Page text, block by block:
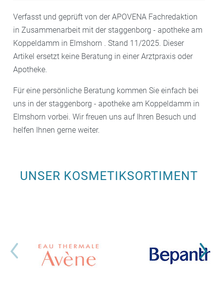
Verfasst und geprüft von der APOVENA Fachredaktion
in Zusammenarbeit mit der staggenborg - apotheke am
Koppeldamm in Elmshorn . Stand 11/2025. Dieser
Artikel ersetzt keine Beratung in einer Arztpraxis oder
Apotheke.
Für eine persönliche Beratung kommen Sie einfach bei
uns in der staggenborg - apotheke am Koppeldamm in
Elmshorn vorbei. Wir freuen uns auf Ihren Besuch und
helfen Ihnen gerne weiter.
UNSER KOSMETIKSORTIMENT